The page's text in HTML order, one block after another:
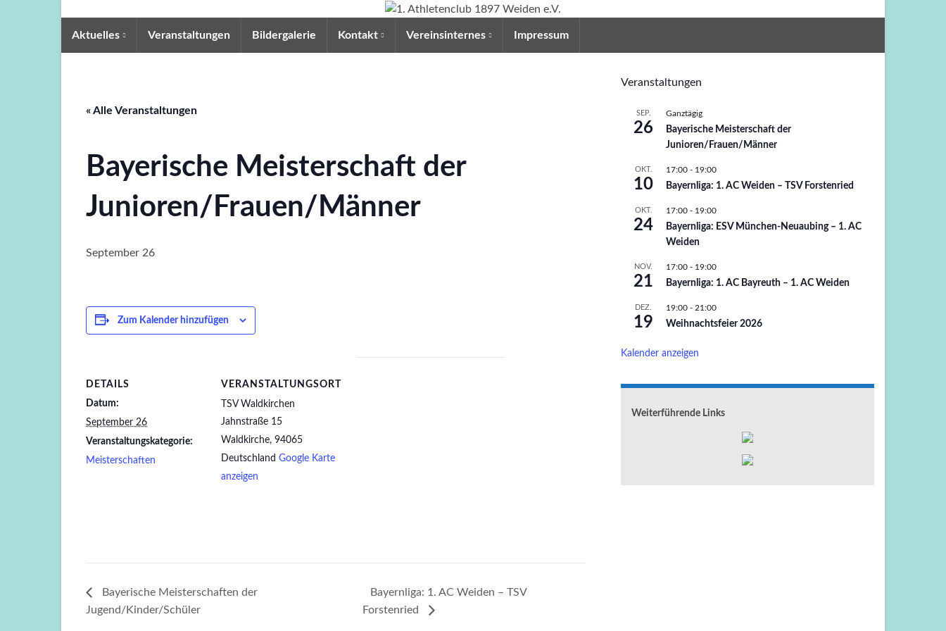
Aktuelles Veranstaltungen Bildergalerie Kontakt Vereinsinternes Impressum
« Alle Veranstaltungen
Bayerische Meisterschaft der
Junioren/Frauen/Männer
September 26
Zum Kalender hinzufügen
DETAILS
Datum:
September 26
Veranstaltungskategorie:
Meisterschaften
VERANSTALTUNGSORT
TSV Waldkirchen
Jahnstraße 15
Waldkirche, 94065
Deutschland Google Karte
anzeigen
Bayerische Meisterschaften der
Jugend/Kinder/Schüler
Bayernliga: 1. AC Weiden – TSV
Forstenried
Veranstaltungen
SEP.
26
Ganztägig
Bayerische Meisterschaft der
Junioren/Frauen/Männer
OKT.
10
17:00 - 19:00
Bayernliga: 1. AC Weiden – TSV Forstenried
OKT.
24
17:00 - 19:00
Bayernliga: ESV München-Neuaubing – 1. AC
Weiden
NOV.
21
17:00 - 19:00
Bayernliga: 1. AC Bayreuth – 1. AC Weiden
DEZ.
19
19:00 - 21:00
Weihnachtsfeier 2026
Kalender anzeigen
Weiterführende Links